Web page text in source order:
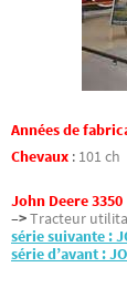
Années de
Chevaux : 101 ch
John Deere 3350
–>Tracteur
série suivante :
série d’avant :